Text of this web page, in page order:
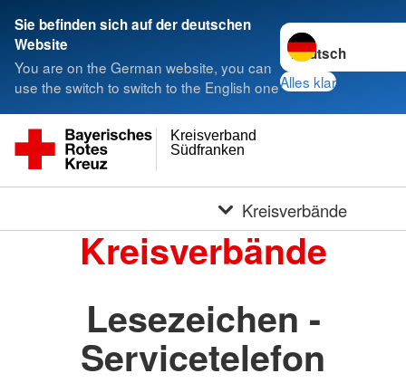
Sie befinden sich auf der deutschen
Website
You are on the German website, you can
use the switch to switch to the English one
Sprache wechseln
Alles klar
Südfranken
Kreisverband
Kreisverbände
Kreisverbände
Lesezeichen -
Servicetelefon